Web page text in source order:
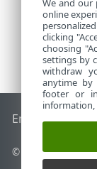
End of Life
© 1992 - 2026
We and our
online
clicking
choosing
settings by
withdraw
anytime by
footer or
information,